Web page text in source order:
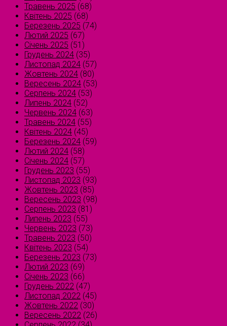
Травень 2025 (68)
Квітень 2025 (68)
Березень 2025 (74)
Лютий 2025 (67)
Січень 2025 (51)
Грудень 2024 (35)
Листопад 2024 (57)
Жовтень 2024 (80)
Вересень 2024 (53)
Серпень 2024 (53)
Липень 2024 (52)
Червень 2024 (63)
Травень 2024 (55)
Квітень 2024 (45)
Березень 2024 (59)
Лютий 2024 (58)
Січень 2024 (57)
Грудень 2023 (55)
Листопад 2023 (93)
Жовтень 2023 (85)
Вересень 2023 (98)
Серпень 2023 (81)
Липень 2023 (55)
Червень 2023 (73)
Травень 2023 (50)
Квітень 2023 (54)
Березень 2023 (73)
Лютий 2023 (69)
Січень 2023 (66)
Грудень 2022 (47)
Листопад 2022 (45)
Жовтень 2022 (30)
Вересень 2022 (26)